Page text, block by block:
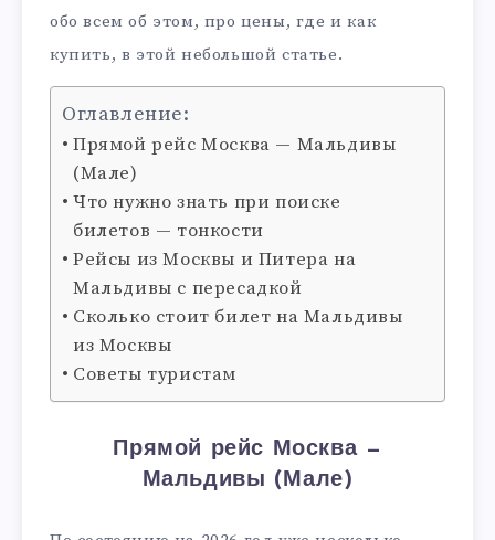
обо всем об этом, про цены, где и как
купить, в этой небольшой статье.
Оглавление:
Прямой рейс Москва — Мальдивы
(Мале)
Что нужно знать при поиске
билетов — тонкости
Рейсы из Москвы и Питера на
Мальдивы с пересадкой
Сколько стоит билет на Мальдивы
из Москвы
Советы туристам
Прямой рейс Москва —
Мальдивы (Мале)